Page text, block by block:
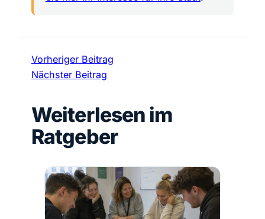
Vorheriger Beitrag
Nächster Beitrag
Weiterlesen im
Ratgeber